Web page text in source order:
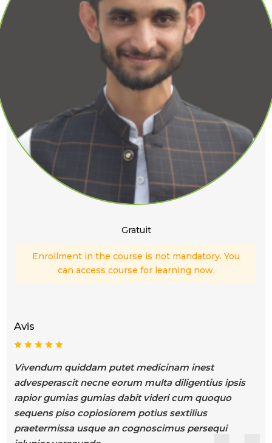
Gratuit
Enrollment in the course is not mandatory. You
can access course for learning now.
Avis
Vivendum quiddam putet medicinam inest
advesperascit necne eorum multa diligentius ipsis
rapior gumias gumias dabit videri cum quoquo
sequens piso copiosiorem potius sextilius
praetermissa usque an cognoscimus persequi